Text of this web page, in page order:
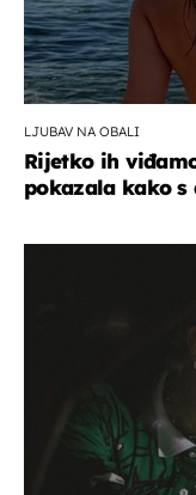
LJUBAV NA OBALI
Rijetko ih
pokazala kako